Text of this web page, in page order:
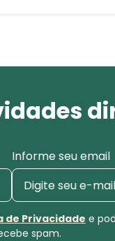
Informe seu email
de Privacidade e
spam.